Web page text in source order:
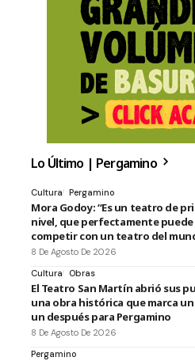
Lo Último | Pergamino
Cultura Pergamino
Mora Godoy: “Es un teatro de
nivel, que perfectamente puede
competir con un teatro del
8 De Agosto De 2026
Cultura Obras
El Teatro San Martín abrió sus
una obra histórica que marca
un después para Pergamino
8 De Agosto De 2026
Pergamino